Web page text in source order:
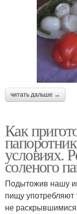
читать дальше →
Как
условиях.
соленого
Подытожив нашу
пищу употребляют
не